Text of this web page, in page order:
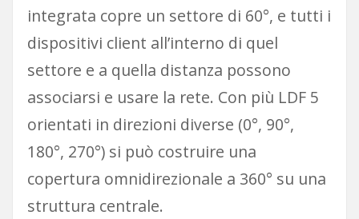
integrata copre un settore di 60°, e tutti i
dispositivi client all’interno di quel
settore e a quella distanza possono
associarsi e usare la rete. Con più LDF 5
orientati in direzioni diverse (0°, 90°,
180°, 270°) si può costruire una
copertura omnidirezionale a 360° su una
struttura centrale.